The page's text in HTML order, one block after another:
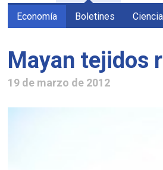
Economía Boletines
Mayan tejidos
19 de marzo de 2012